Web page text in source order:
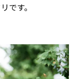
です。